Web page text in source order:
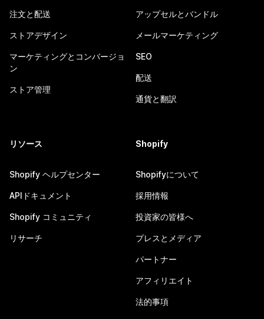
注文と配送
ストアデザイン
マーケティングとコンバージョ
ン
ストア管理
アップセルとバンドル
メールマーケティング
SEO
配送
通貨と翻訳
リソース
Shopify ヘルプセンター
APIドキュメント
Shopify コミュニティ
リサーチ
Shopify
Shopifyについて
採用情報
投資家の皆様へ
プレスとメディア
パートナー
アフィリエイト
法的事項